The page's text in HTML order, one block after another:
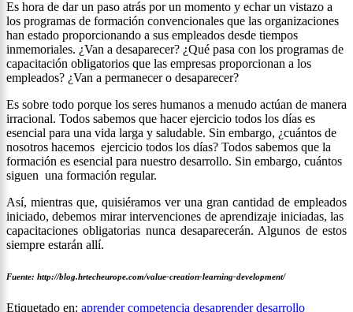
Es hora de dar un paso atrás por un momento y echar un vistazo a
los programas de formación convencionales que las organizaciones
han estado proporcionando a sus empleados desde tiempos
inmemoriales. ¿Van a desaparecer? ¿Qué pasa con los programas de
capacitación obligatorios que las empresas proporcionan a los
empleados? ¿Van a permanecer o desaparecer?
Es sobre todo porque los seres humanos a menudo actúan de manera
irracional. Todos sabemos que hacer ejercicio todos los días es
esencial para una vida larga y saludable. Sin embargo, ¿cuántos de
nosotros hacemos ejercicio todos los días? Todos sabemos que la
formación es esencial para nuestro desarrollo. Sin embargo, cuántos
siguen una formación regular.
Así, mientras que, quisiéramos ver una gran cantidad de empleados
iniciado, debemos mirar intervenciones de aprendizaje iniciadas, las
capacitaciones obligatorias nunca desaparecerán. Algunos de estos
siempre estarán allí.
Fuente: http://blog.hrtecheurope.com/value-creation-learning-development/
Etiquetado en: aprender competencia desaprender desarrollo